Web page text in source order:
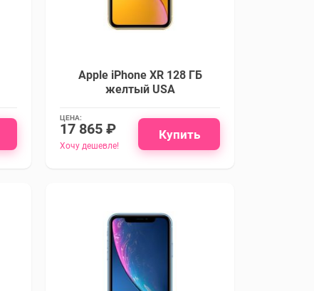
Apple iPhone XR 128 ГБ
желтый USA
ЦЕНА:
17 865 ₽
Хочу дешевле!
Купить